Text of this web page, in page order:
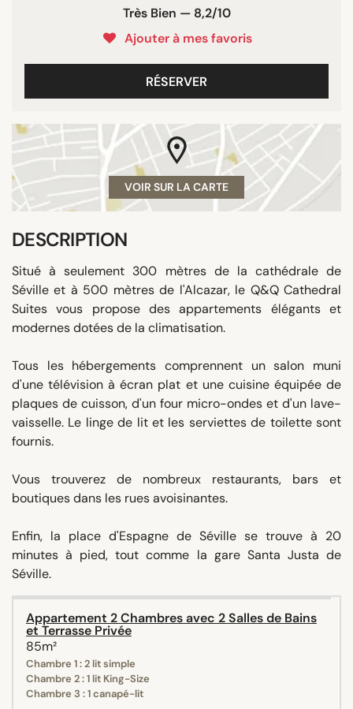
Très Bien — 8,2/10
Ajouter à mes favoris
RÉSERVER
VOIR SUR LA CARTE
DESCRIPTION
Situé à seulement 300 mètres de la cathédrale de
Séville et à 500 mètres de l'Alcazar, le Q&Q Cathedral
Suites vous propose des appartements élégants et
modernes dotées de la climatisation.
Tous les hébergements comprennent un salon muni
d'une télévision à écran plat et une cuisine équipée de
plaques de cuisson, d'un four micro-ondes et d'un lave-
vaisselle. Le linge de lit et les serviettes de toilette sont
fournis.
Vous trouverez de nombreux restaurants, bars et
boutiques dans les rues avoisinantes.
Enfin, la place d'Espagne de Séville se trouve à 20
minutes à pied, tout comme la gare Santa Justa de
Séville.
Appartement 2 Chambres avec 2 Salles de Bains
et Terrasse Privée
85m²
Chambre 1 : 2 lit simple
Chambre 2 : 1 lit King-Size
Chambre 3 : 1 canapé-lit